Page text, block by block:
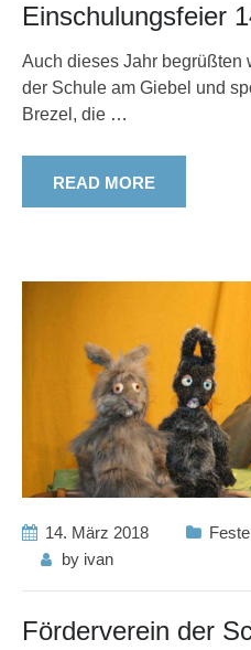
Einschulungsfeier
Auch dieses Jahr begrüßten
der Schule am Giebel und
Brezel, die …
READ MORE
14. März 2018 Feste
by ivan
Förderverein der